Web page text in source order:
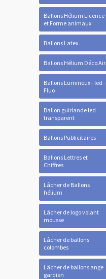
Ballons Hélium Licence
et Forme animaux
Ballons Latex
Ballons Hélium Déco Air
Ballons Lumineux - led -
Fluo
Ballon guirlande led
transparent
Ballons Publicitaires
Ballons Lettres et
Chiffres
Lâcher de Ballons
hélium
Lâcher de logo volant
mousse
Lâcher de ballons
colombes
Lâcher de ballons ange
gardien